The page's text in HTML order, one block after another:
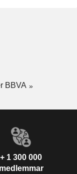
BBVA
+ 1 300 000
medlemmar